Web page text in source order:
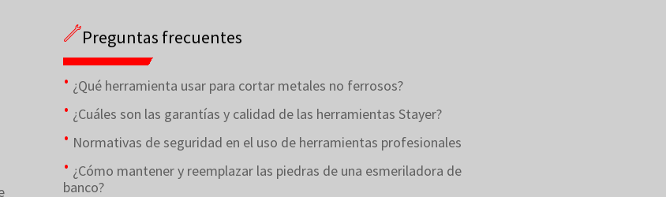
Preguntas frecuentes
¿Qué herramienta usar para cortar metales no ferrosos?
¿Cuáles son las garantías y calidad de las herramientas Stayer?
Normativas de seguridad en el uso de herramientas profesionales
¿Cómo mantener y reemplazar las piedras de una esmeriladora de
banco?